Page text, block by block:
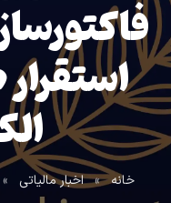
خانه » اخبار مالیاتی »